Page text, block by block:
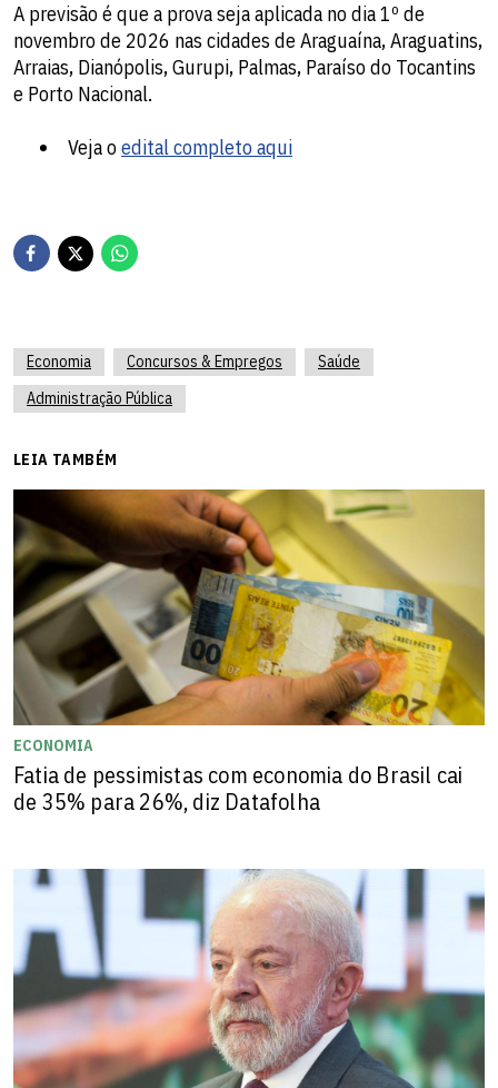
A previsão é que a prova seja aplicada no dia 1º de
novembro de 2026 nas cidades de Araguaína, Araguatins,
Arraias, Dianópolis, Gurupi, Palmas, Paraíso do Tocantins
e Porto Nacional.
Veja oedital completo aqui
Economia Concursos & Empregos
Saúde
Administração Pública
LEIA TAMBÉM
ECONOMIA
Fatia de pessimistas com economia do Brasil cai
de 35% para 26%, diz Datafolha